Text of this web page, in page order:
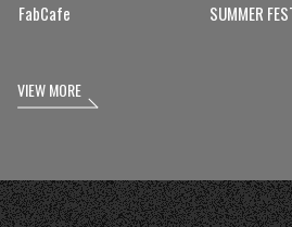
FabCafe SUMMER
VIEW MORE